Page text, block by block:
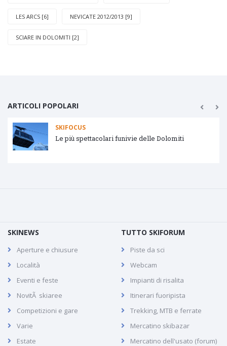
LES ARCS [6] NEVICATE 2012/2013 [9]
SCIARE IN DOLOMITI [2]
ARTICOLI POPOLARI
SKIFOCUS
Le più spettacolari funivie delle Dolomiti
SKINEWS
Aperture e chiusure
Località
Eventi e feste
NovitÃ skiaree
Competizioni e gare
Varie
Estate
TUTTO SKIFORUM
Piste da sci
Webcam
Impianti di risalita
Itinerari fuoripista
Trekking, MTB e ferrate
Mercatino skibazar
Mercatino dell'usato (forum)